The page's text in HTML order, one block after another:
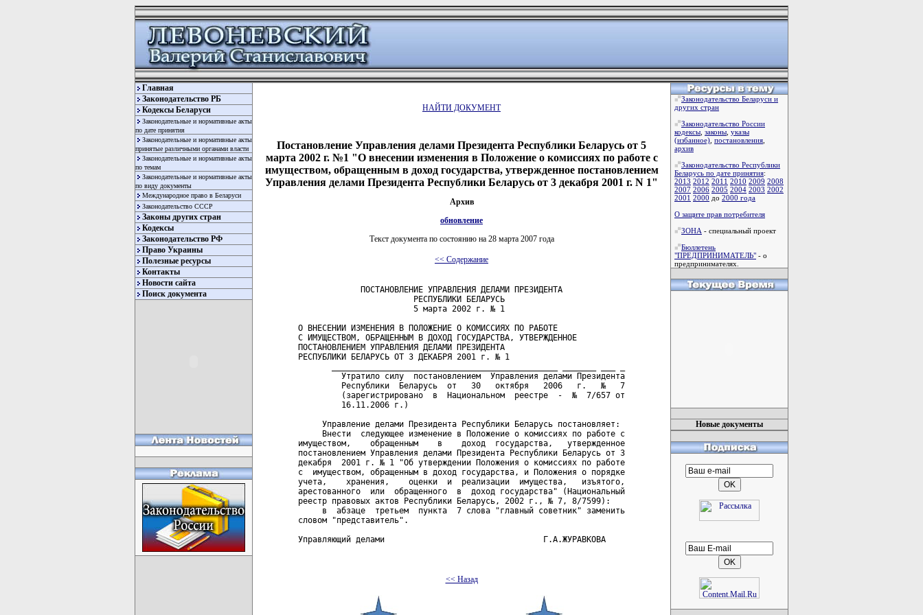
Главная
Законодательство РБ
Кодексы Беларуси
Законодательные и нормативные акты
по дате принятия
Законодательные и нормативные акты
принятые различными органами власти
Законодательные и нормативные акты
по темам
Законодательные и нормативные акты
по виду документы
Международное право в Беларуси
Законодательство СССР
Законы других стран
Кодексы
Законодательство РФ
Право Украины
Полезные ресурсы
Контакты
Новости сайта
Поиск документа
НАЙТИ ДОКУМЕНТ
Постановление Управления делами Президента Республики Беларусь от 5
марта 2002 г. №1 "О внесении изменения в Положение о комиссиях по работе с
имуществом, обращенным в доход государства, утвержденное постановлением
Управления делами Президента Республики Беларусь от 3 декабря 2001 г. N 1"
Архив
обновление
Текст документа по состоянию на 28 марта 2007 года
<< Содержание
             ПОСТАНОВЛЕНИЕ УПРАВЛЕНИЯ ДЕЛАМИ ПРЕЗИДЕНТА
                        РЕСПУБЛИКИ БЕЛАРУСЬ
                        5 марта 2002 г. № 1
О ВНЕСЕНИИ ИЗМЕНЕНИЯ В ПОЛОЖЕНИЕ О КОМИССИЯХ ПО РАБОТЕ
С ИМУЩЕСТВОМ, ОБРАЩЕННЫМ В ДОХОД ГОСУДАРСТВА, УТВЕРЖДЕННОЕ
ПОСТАНОВЛЕНИЕМ УПРАВЛЕНИЯ ДЕЛАМИ ПРЕЗИДЕНТА
РЕСПУБЛИКИ БЕЛАРУСЬ ОТ 3 ДЕКАБРЯ 2001 г. № 1
         Утратило силу  постановлением  Управления делами Президента
         Республики  Беларусь  от   30   октября   2006   г.   №   7
         (зарегистрировано  в  Национальном  реестре  -  №  7/657 от
         16.11.2006 г.)
     Управление делами Президента Республики Беларусь постановляет:
     Внести  следующее изменение в Положение о комиссиях по работе с
имуществом,    обращенным    в    доход  государства,   утвержденное
постановлением Управления делами Президента Республики Беларусь от 3
декабря  2001 г. № 1 "Об утверждении Положения о комиссиях по работе
с  имуществом, обращенным в доход государства, и Положения о порядке
учета,    хранения,    оценки  и  реализации  имущества,   изъятого,
арестованного  или  обращенного  в  доход государства" (Национальный
реестр правовых актов Республики Беларусь, 2002 г., № 7, 8/7599):
     в  абзаце  третьем  пункта  7 слова "главный советник" заменить
словом "представитель".
Управляющий делами                                 Г.А.ЖУРАВКОВА
<< Назад
Законодательство Беларуси и
других стран
Законодательство России
кодексы законы указы
(избанное) постановления
архив
Законодательство Республики
Беларусь по дате принятия:
2013 2012 2011 2010 2009 2008
2007 2006 2005 2004 2003 2002
2001 2000 до 2000 года
О защите прав потребителя
ЗОНА - специальный проект
Бюллетень
"ПРЕДПРИНИМАТЕЛЬ" - о
предпринимателях.
Новые документы